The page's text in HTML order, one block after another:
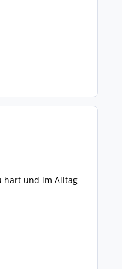
hart und im Alltag